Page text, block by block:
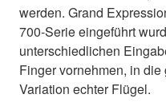
werden. Grand
700-Serie eingeführt
unterschiedlichen
Finger vornehmen, in
Variation echter Flügel.